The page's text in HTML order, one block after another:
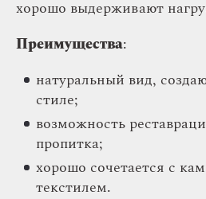
хорошо выдерживают
Преимущества:
натуральный вид,
стиле;
возможность
пропитка;
хорошо сочетается с
текстилем.